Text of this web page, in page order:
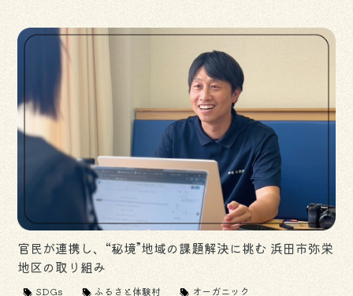
官民が連携し、“秘境”地域の課題解決に挑む 浜田市弥栄
地区の取り組み
SDGs ふるさと体験村 オーガニック